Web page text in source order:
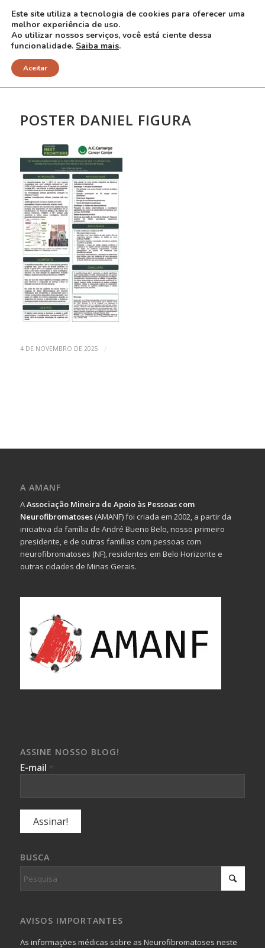
NOTÍCIAS
POSTER DANIEL FIGURA
4 DE NOVEMBRO DE 2025 /
A AMANF
AAssociação Mineira de Apoio às Pessoas com
Neurofibromatoses(AMANF) foi criada em 2002, a partir da
iniciativa da família de André Bueno Belo, nosso primeiro
presidente, e de outras famílias com pessoas com
neurofibromatoses (NF), residentes em Belo Horizonte e
outras cidades de Minas Gerais.
ASSINE NOSSO BLOG!
E-mail *
BUSCA
AVISOS IMPORTANTES
As informações médicas sobre as Neurofibromatoses neste
Este site utiliza a tecnologia de cookies para oferecer uma
melhor experiência de uso.
Ao utilizar nossos serviços, você está ciente dessa
funcionalidade. Saiba mais.
Aceitar